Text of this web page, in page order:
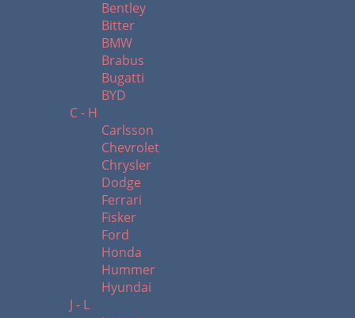
Bentley
Bitter
BMW
Brabus
Bugatti
BYD
C - H
Carlsson
Chevrolet
Chrysler
Dodge
Ferrari
Fisker
Ford
Honda
Hummer
Hyundai
J - L